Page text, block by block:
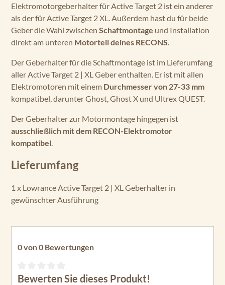
Elektromotorgeberhalter für Active Target 2 ist ein anderer
als der für Active Target 2 XL. Außerdem hast du für beide
Geber die Wahl zwischen Schaftmontage und Installation
direkt am unteren Motorteil deines RECONS.
Der Geberhalter für die Schaftmontage ist im Lieferumfang
aller Active Target 2 | XL Geber enthalten. Er ist mit allen
Elektromotoren mit einem Durchmesser von 27-33 mm
kompatibel, darunter Ghost, Ghost X und Ultrex QUEST.
Der Geberhalter zur Motormontage hingegen ist
ausschließlich mit dem RECON-Elektromotor
kompatibel.
Lieferumfang
1 x Lowrance Active Target 2 | XL Geberhalter in
gewünschter Ausführung
0 von 0 Bewertungen
Durchschnittliche Bewertung von 0 von 5 Sternen
Bewerten Sie dieses Produkt!